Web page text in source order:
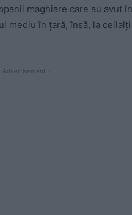
maghiare care au avut
mediu în țară, însă, la
Advertisement -